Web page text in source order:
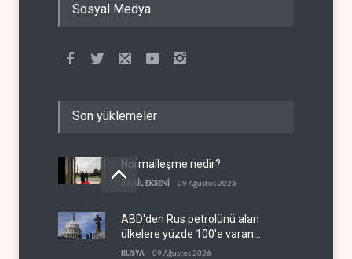
Sosyal Medya
Son yüklemeler
Normalleşme nedir?
İSRAİL EKSENİ 09 Ağustos 2026
ABD'den Rus petrolünü alan
ülkelere yüzde 100'e varan
gümrük vergisi
RUSYA 09 Ağustos 2026